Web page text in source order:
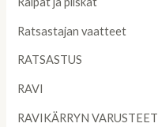
Ratsastajan vaatteet
RATSASTUS
RAVI
RAVIKÄRRYN VARUSTEET